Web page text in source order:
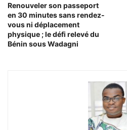
Renouveler son passeport
en 30 minutes sans rendez-
vous ni déplacement
physique ; le défi relevé du
Bénin sous Wadagni